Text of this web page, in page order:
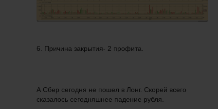
6. Причина закрытия- 2 профита.
А Сбер сегодня не пошел в Лонг. Скорей всего
сказалось сегодняшнее падение рубля.